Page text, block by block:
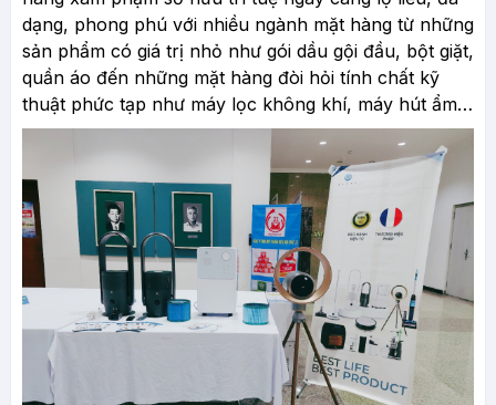
dạng, phong phú với nhiều ngành mặt hàng từ những
sản phẩm có giá trị nhỏ như gói dầu gội đầu, bột giặt,
quần áo đến những mặt hàng đòi hỏi tính chất kỹ
thuật phức tạp như máy lọc không khí, máy hút ẩm…